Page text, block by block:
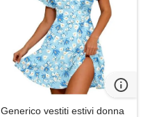
Generico vestiti estivi donna